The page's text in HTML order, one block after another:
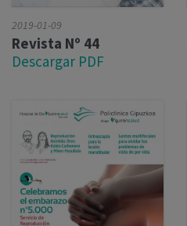
2019-01-09
Revista Nº 44
Descargar PDF